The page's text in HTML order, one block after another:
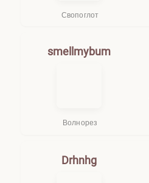
Свопоглот
smellmybum
Волнорез
Drhnhg